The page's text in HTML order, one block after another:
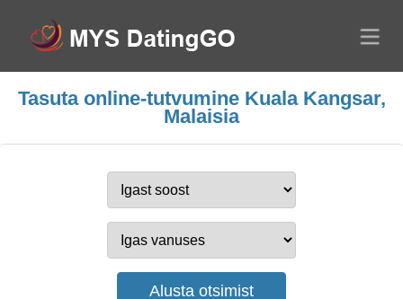
Tasuta online-tutvumine Kuala Kangsar,
Malaisia